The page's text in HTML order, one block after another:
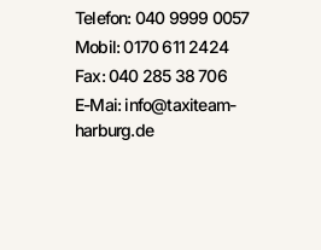
Telefon: 040 9999 0057
Mobil: 0170 611 2424
Fax: 040 285 38 706
E-Mai: info@taxiteam-
harburg.de